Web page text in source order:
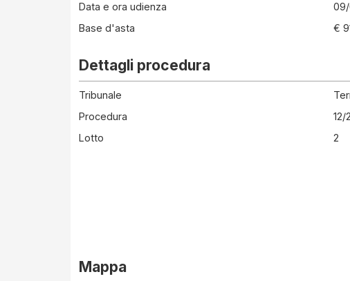
Data e ora udienza
09/
Base d'asta
€
Dettagli procedura
Tribunale
Procedura
12/
Lotto
2
Mappa